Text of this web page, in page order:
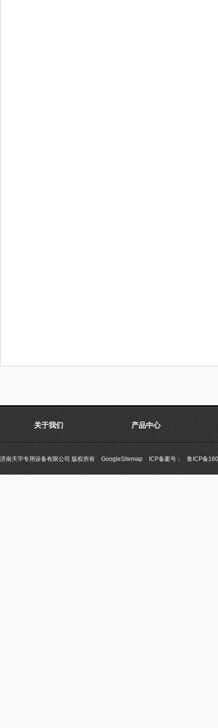
关于我们 产品中心
济南天宇专用设备有限公司 版权所有 GoogleSitemap ICP备案号： 鲁ICP备